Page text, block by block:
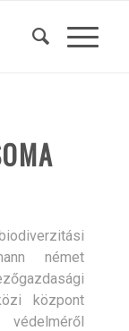
német
központ
védelméről